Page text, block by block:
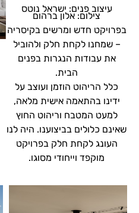
עיצוב פנים: ישראל נוטס
צילום: אלון ברהום
בפרויקט חדש ומרשים בקיסריה
– שמחנו לקחת חלק ולהוביל
את עבודות הנגרות בפנים
הבית.
כלל הריהוט הוזמן ועוצב על
ידינו בהתאמה אישית מלאה,
למעט המטבח וריהוט החוץ
שאינם כלולים בביצוענו. היה לנו
העונג לקחת חלק בפרויקט
מוקפד וייחודי מסוגו.